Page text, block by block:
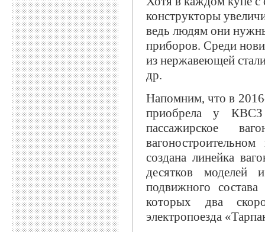
конструкторы
ведь людям они
приборов. Среди
из нержавеющей
др.
Напомним, что в
приобрела у КВСЗ
пассажирское
создана линейка
десятков моделей
подвижного состава
которых два
электропоезда